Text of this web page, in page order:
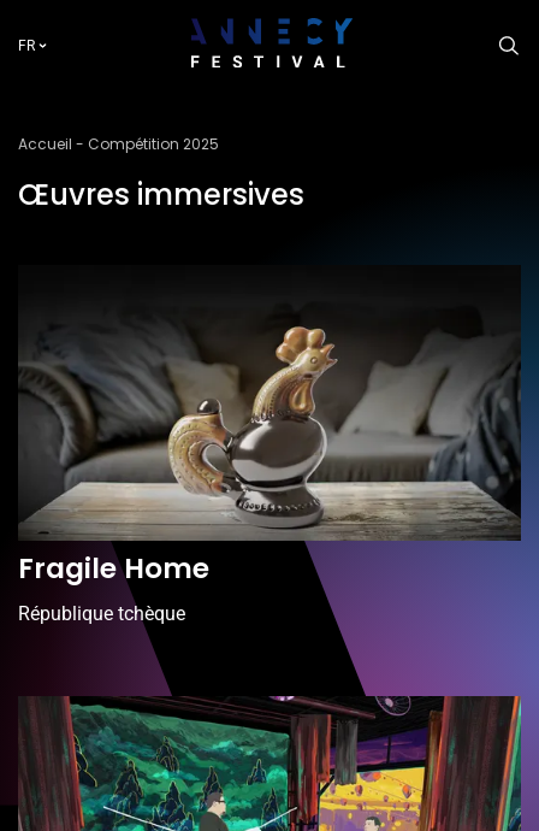
auFR
Fil
Accueil Compétition 2025
Œuvres immersives
Fragile Home
République tchèque